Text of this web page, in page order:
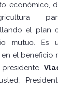
económico,
el plan
mutuo. Es
el beneficio